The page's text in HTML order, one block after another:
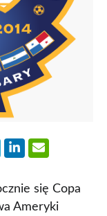
się Copa
Ameryki